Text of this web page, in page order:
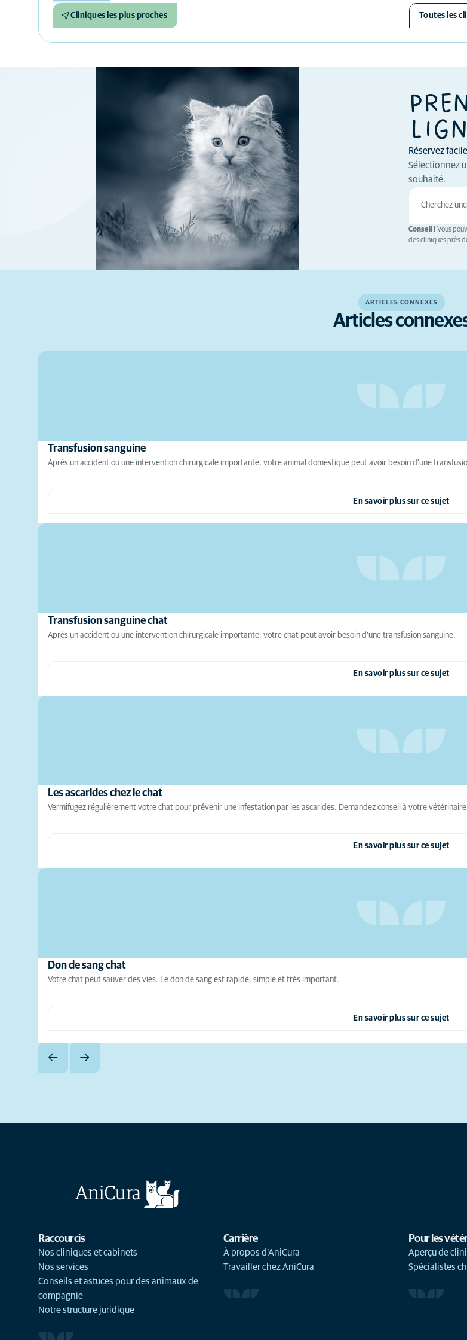
Cliniques les plus proches Toutes les
Réservez
Sélectionnez
souhaité.
Conseil ! Vous
des cliniques près
ARTICLES CONNEXES
Articles
Transfusion sanguine
Après un accident ou une intervention chirurgicale importante, votre animal domestique peut avoir besoin d'une
En savoir plus sur ce sujet
Transfusion sanguine chat
Après un accident ou une intervention chirurgicale importante, votre chat peut avoir besoin d'une transfusion sanguine.
En savoir plus sur ce sujet
Les ascarides chez le chat
Vermifugez régulièrement votre chat pour prévenir une infestation par les ascarides. Demandez conseil à votre
En savoir plus sur ce sujet
Don de sang chat
Votre chat peut sauver des vies. Le don de sang est rapide, simple et très important.
En savoir plus sur ce sujet
Raccourcis
Nos cliniques et cabinets
Nos services
Conseils et astuces pour des animaux de
compagnie
Notre structure juridique
Carrière
À propos d’AniCura
Travailler chez AniCura
Pour les
Aperçu de
Spécialistes